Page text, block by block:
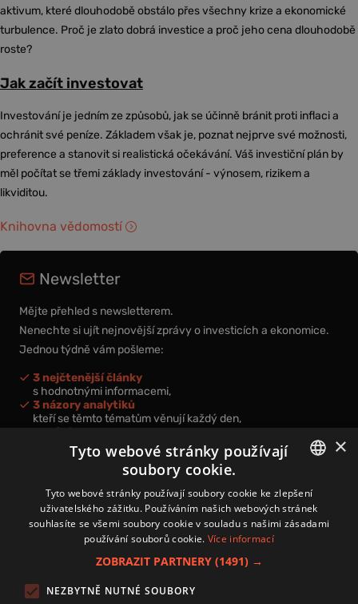
aktivum, které dlouhodobě obstálo přes všechny krize a ekonomické
turbulence. Proč je zlato dobrá investice a proč jeho cena dlouhodobě
roste?
Jak začít investovat
Investování je jedním ze způsobů, jak se účinně bránit proti inflaci a
ochránit své peníze. Základem však je, poznat nejprve své možnosti,
preference a stanovit si realistická očekávání. Váš investiční plán by
měl počítat se třemi základy investování - výnosem, rizikem a
likviditou.
Knihovna vědomostí
Newsletter
Mějte přehled s newsletterem.
Nenechte si ujít nejnovější zprávy o investicích a ekonomice.
Jednou týdně vám pošleme:
3 nejčtenější články
s hodnotnými informacemi,
3 názory analytiků
kteří se těmto tématům věnují každý den,
nová videa a podcasty
k prohloubení vašich znalostí.
Přihlášením k newsletteru vyjadřujete svůj souhlas spodmínkami
zpracování osobních údajů.
Zásady používání souborů cookies
CZECH
×
Tyto webové stránky používají
soubory cookie.
Tyto webové stránky používají soubory cookie ke zlepšení
uživatelského zážitku. Používáním našich webových stránek
souhlasíte se všemi soubory cookie v souladu s našimi zásadami
používání souborů cookie. Více informací
ZOBRAZIT PARTNERY (1491) →
NEZBYTNĚ NUTNÉ SOUBORY